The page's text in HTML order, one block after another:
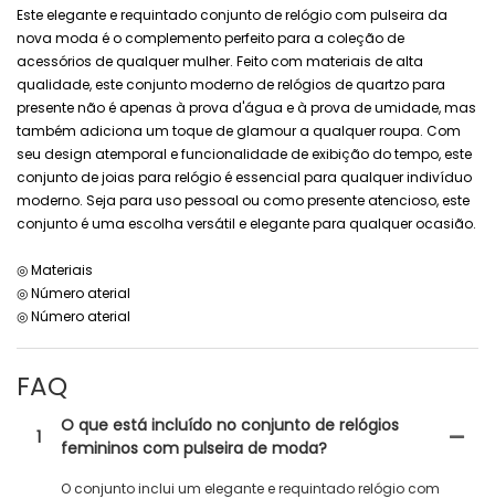
Este elegante e requintado conjunto de relógio com pulseira da
nova moda é o complemento perfeito para a coleção de
acessórios de qualquer mulher. Feito com materiais de alta
qualidade, este conjunto moderno de relógios de quartzo para
presente não é apenas à prova d'água e à prova de umidade, mas
também adiciona um toque de glamour a qualquer roupa. Com
seu design atemporal e funcionalidade de exibição do tempo, este
conjunto de joias para relógio é essencial para qualquer indivíduo
moderno. Seja para uso pessoal ou como presente atencioso, este
conjunto é uma escolha versátil e elegante para qualquer ocasião.
◎ Materiais
◎ Número aterial
◎ Número aterial
FAQ
1
O que está incluído no conjunto de relógios
femininos com pulseira de moda?
O conjunto inclui um elegante e requintado relógio com